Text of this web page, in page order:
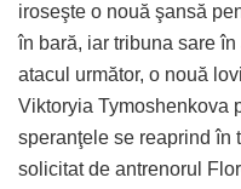
iroseşte o nouă şansă
în bară, iar tribuna sare
atacul următor, o nouă
Viktoryia Tymoshenkova
speranţele se reaprind în
solicitat de antrenorul